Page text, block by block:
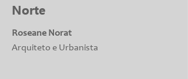
Norte
Roseane Norat
Arquiteto e Urbanista